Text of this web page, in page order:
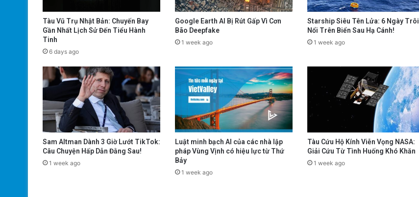
Tàu Vũ Trụ Nhật Bản: Chuyến Bay
Gần Nhất Lịch Sử Đến Tiểu Hành
Tinh
6 days ago
Google Earth AI Bị Rút Gấp Vì Cơn
Bão Deepfake
1 week ago
Starship Siêu Tên Lửa: 6 Ngày Trôi
Nổi Trên Biển Sau Hạ Cánh!
1 week ago
Sam Altman Dành 3 Giờ Lướt TikTok:
Câu Chuyện Hấp Dẫn Đằng Sau!
1 week ago
Luật minh bạch AI của các nhà lập
pháp Vùng Vịnh có hiệu lực từ Thứ
Bảy
1 week ago
Tàu Cứu Hộ Kính Viễn Vọng NASA:
Giải Cứu Từ Tình Huống Khó Khăn
1 week ago